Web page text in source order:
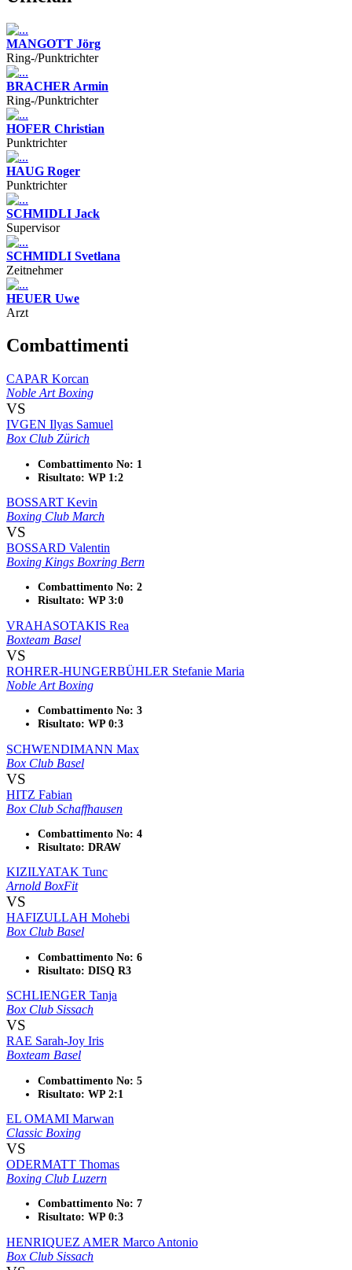
MANGOTT Jörg
Ring-/Punktrichter
BRACHER Armin
Ring-/Punktrichter
HOFER Christian
Punktrichter
HAUG Roger
Punktrichter
SCHMIDLI Jack
Supervisor
SCHMIDLI Svetlana
Zeitnehmer
HEUER Uwe
Arzt
Combattimenti
CAPAR Korcan
Noble Art Boxing
VS
IVGEN Ilyas Samuel
Box Club Zürich
Combattimento No: 1
Risultato: WP 1:2
BOSSART Kevin
Boxing Club March
VS
BOSSARD Valentin
Boxing Kings Boxring Bern
Combattimento No: 2
Risultato: WP 3:0
VRAHASOTAKIS Rea
Boxteam Basel
VS
ROHRER-HUNGERBÜHLER Stefanie Maria
Noble Art Boxing
Combattimento No: 3
Risultato: WP 0:3
SCHWENDIMANN Max
Box Club Basel
VS
HITZ Fabian
Box Club Schaffhausen
Combattimento No: 4
Risultato: DRAW
KIZILYATAK Tunc
Arnold BoxFit
VS
HAFIZULLAH Mohebi
Box Club Basel
Combattimento No: 6
Risultato: DISQ R3
SCHLIENGER Tanja
Box Club Sissach
VS
RAE Sarah-Joy Iris
Boxteam Basel
Combattimento No: 5
Risultato: WP 2:1
EL OMAMI Marwan
Classic Boxing
VS
ODERMATT Thomas
Boxing Club Luzern
Combattimento No: 7
Risultato: WP 0:3
HENRIQUEZ AMER Marco Antonio
Box Club Sissach